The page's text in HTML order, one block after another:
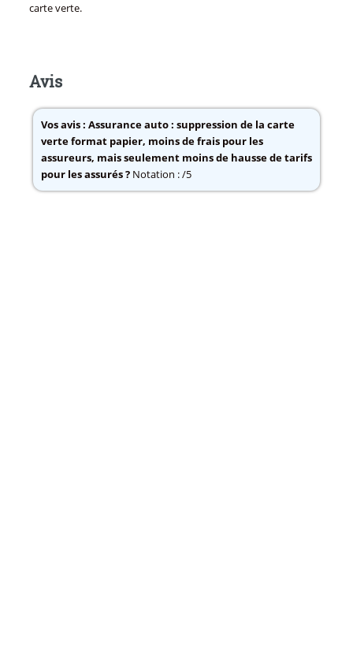
carte verte.
Avis
Vos avis : Assurance auto : suppression de la carte
verte format papier, moins de frais pour les
assureurs, mais seulement moins de hausse de tarifs
pour les assurés ?Notation : /5